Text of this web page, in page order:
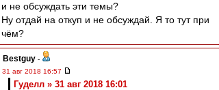
и не обсуждать эти темы?
Ну отдай на откуп и не обсуждай. Я то тут при
чём?
Bestguy -
31 авг 2018 16:57
Гуделл » 31 авг 2018 16:01